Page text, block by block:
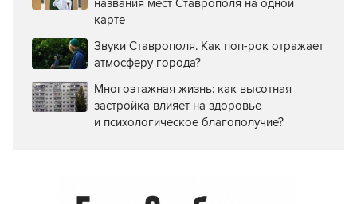
названия мест Ставрополя на одной
карте
Звуки Ставрополя. Как поп-рок отражает
атмосферу города?
Многоэтажная жизнь: как высотная
застройка влияет на здоровье
и психологическое благополучие?